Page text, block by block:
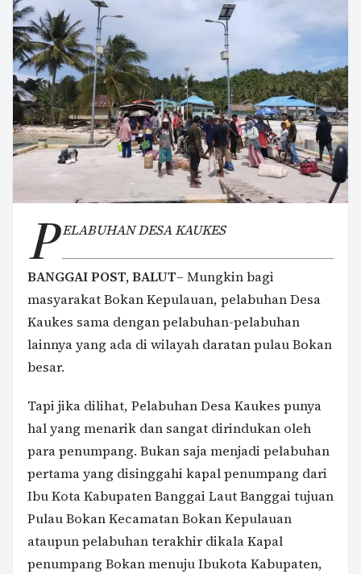
P ELABUHAN DESA KAUKES
BANGGAI POST, BALUT– Mungkin bagi
masyarakat Bokan Kepulauan, pelabuhan Desa
Kaukes sama dengan pelabuhan-pelabuhan
lainnya yang ada di wilayah daratan pulau Bokan
besar.
Tapi jika dilihat, Pelabuhan Desa Kaukes punya
hal yang menarik dan sangat dirindukan oleh
para penumpang. Bukan saja menjadi pelabuhan
pertama yang disinggahi kapal penumpang dari
Ibu Kota Kabupaten Banggai Laut Banggai tujuan
Pulau Bokan Kecamatan Bokan Kepulauan
ataupun pelabuhan terakhir dikala Kapal
penumpang Bokan menuju Ibukota Kabupaten,